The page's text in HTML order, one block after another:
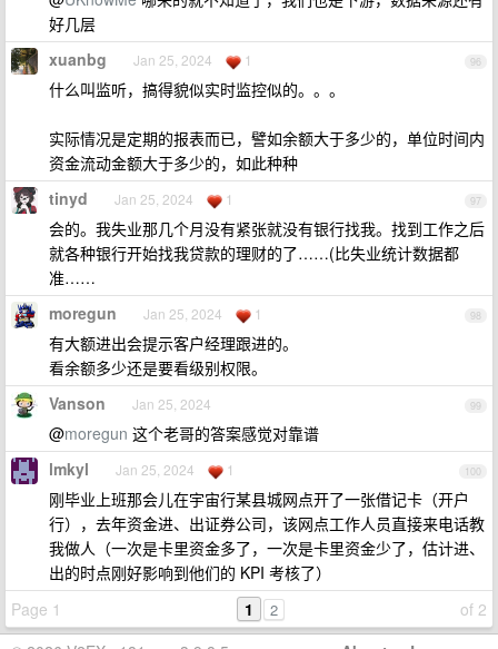
好几层
96
xuanbg Jan 25, 2024 1
什么叫监听，搞得貌似实时监控似的。。。
实际情况是定期的报表而已，譬如余额大于多少的，单位时间内
资金流动金额大于多少的，如此种种
97
tinyd Jan 25, 2024 1
会的。我失业那几个月没有紧张就没有银行找我。找到工作之后
就各种银行开始找我贷款的理财的了……(比失业统计数据都
准……
98
moregun Jan 25, 2024 1
有大额进出会提示客户经理跟进的。
看余额多少还是要看级别权限。
99
Vanson Jan 25, 2024
@moregun 这个老哥的答案感觉对靠谱
100
lmkyl Jan 25, 2024 1
刚毕业上班那会儿在宇宙行某县城网点开了一张借记卡（开户
行），去年资金进、出证券公司，该网点工作人员直接来电话教
我做人（一次是卡里资金多了，一次是卡里资金少了，估计进、
出的时点刚好影响到他们的 KPI 考核了）
Page 1
of 2
1 2